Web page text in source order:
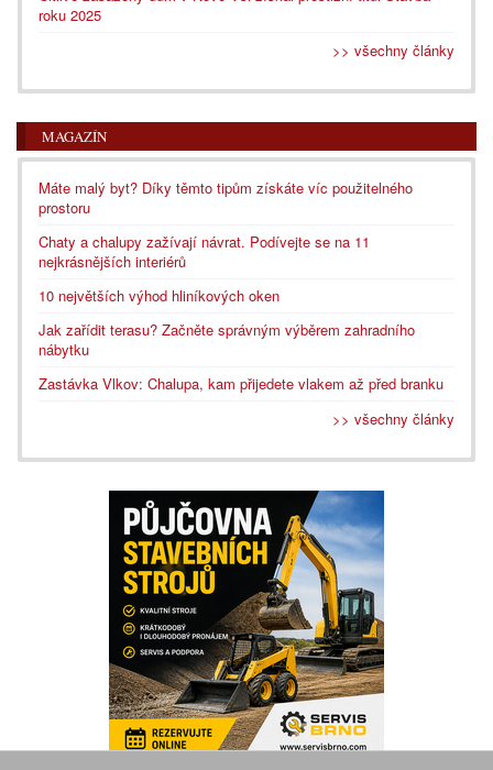
roku 2025
>> všechny články
MAGAZÍN
Máte malý byt? Díky těmto tipům získáte víc použitelného
prostoru
Chaty a chalupy zažívají návrat. Podívejte se na 11
nejkrásnějších interiérů
10 největších výhod hliníkových oken
Jak zařídit terasu? Začněte správným výběrem zahradního
nábytku
Zastávka Vlkov: Chalupa, kam přijedete vlakem až před branku
>> všechny články